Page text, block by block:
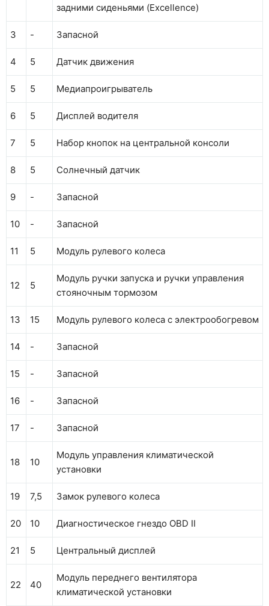
задними сиденьями (Excellence)
3 - Запасной
4 5 Датчик движения
5 5 Медиапроигрыватель
6 5 Дисплей водителя
7 5 Набор кнопок на центральной консоли
8 5 Солнечный датчик
9 - Запасной
10 - Запасной
11 5 Модуль рулевого колеса
12 5
Модуль ручки запуска и ручки управления
стояночным тормозом
13 15 Модуль рулевого колеса с электрообогревом
14 - Запасной
15 - Запасной
16 - Запасной
17 - Запасной
18 10
Модуль управления климатической
установки
19 7,5 Замок рулевого колеса
20 10 Диагностическое гнездо OBD II
21 5 Центральный дисплей
22 40
Модуль переднего вентилятора
климатической установки